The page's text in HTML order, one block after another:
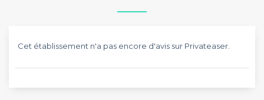
Cet établissement n'a pas encore d'avis sur Privateaser.